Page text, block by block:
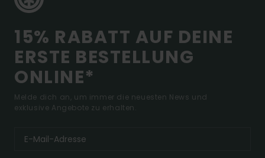
15% RABATT AUF DEINE
ERSTE BESTELLUNG
ONLINE*
Melde dich an, um immer die neuesten News und
exklusive Angebote zu erhalten.